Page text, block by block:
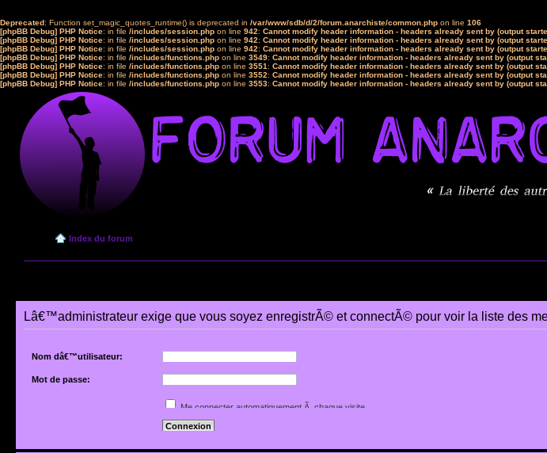
Deprecated: Function set_magic_quotes_runtime() is deprecated in /var/www/sdb/d/2/forum.anarchiste/common.php on line 106
[phpBB Debug] PHP Notice: in file /includes/session.php on line 942: Cannot modify header information - headers already sent by (output
[phpBB Debug] PHP Notice: in file /includes/session.php on line 942: Cannot modify header information - headers already sent by (output
[phpBB Debug] PHP Notice: in file /includes/session.php on line 942: Cannot modify header information - headers already sent by (output
[phpBB Debug] PHP Notice: in file /includes/functions.php on line 3549: Cannot modify header information - headers already sent by (output
[phpBB Debug] PHP Notice: in file /includes/functions.php on line 3551: Cannot modify header information - headers already sent by (output
[phpBB Debug] PHP Notice: in file /includes/functions.php on line 3552: Cannot modify header information - headers already sent by (output
[phpBB Debug] PHP Notice: in file /includes/functions.php on line 3553: Cannot modify header information - headers already sent by (output
Index du forum
Lâ€™administrateur exige que vous soyez enregistrÃ© et connectÃ© pour voir la liste des
Nom dâ€™utilisateur:
Mot de passe:
Renvoyer lâ€™e-mail de confirmation
Me connecter automatiquement Ã chaque visite
Cacher mon statut en ligne pour cette session